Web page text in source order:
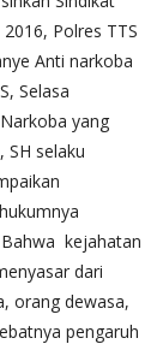
Polres TTS
Anti narkoba
Selasa
yang
SH selaku
kejahatan
dari
orang dewasa,
pengaruh